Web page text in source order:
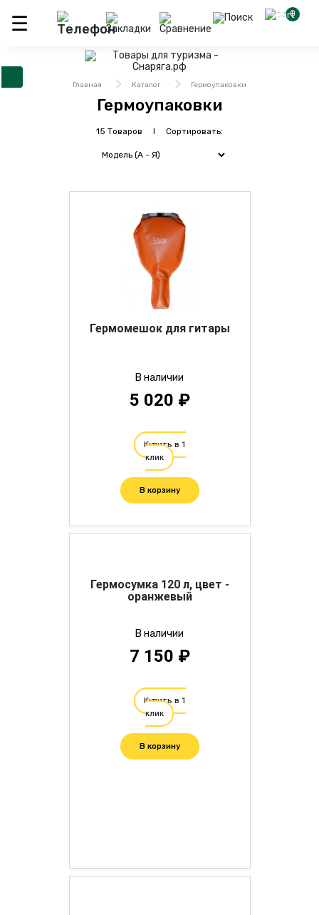
0
Главная Каталог Гермоупаковки
Гермоупаковки
15 Товаров I Сортировать:
Гермомешок для гитары
В наличии
5 020 ₽
Купить в 1
клик
В корзину
Гермосумка 120 л, цвет -
оранжевый
В наличии
7 150 ₽
Купить в 1
клик
В корзину